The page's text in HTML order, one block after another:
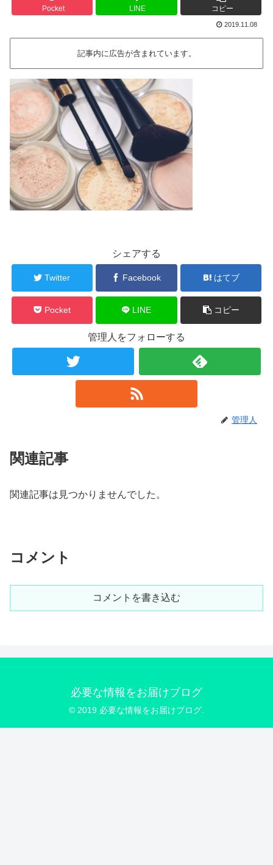
Pocket LINE コピー
2019.11.08
記事内に広告が含まれています。
シェアする
Twitter Facebook はてブ
Pocket LINE コピー
管理人をフォローする
管理人
関連記事
関連記事は見つかりませんでした。
コメント
コメントを書き込む
必要な情報をお届けブログ
© 2019 必要な情報をお届けブログ.